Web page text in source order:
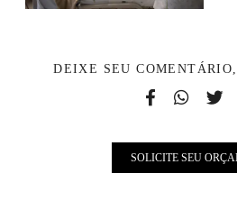
DEIXE SEU
SOLICITE SEU